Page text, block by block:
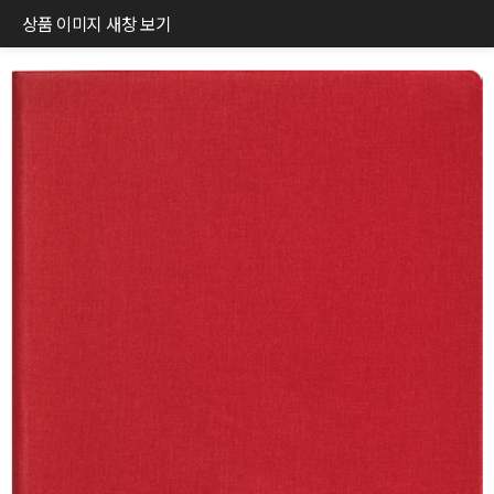
상품 이미지 새창 보기